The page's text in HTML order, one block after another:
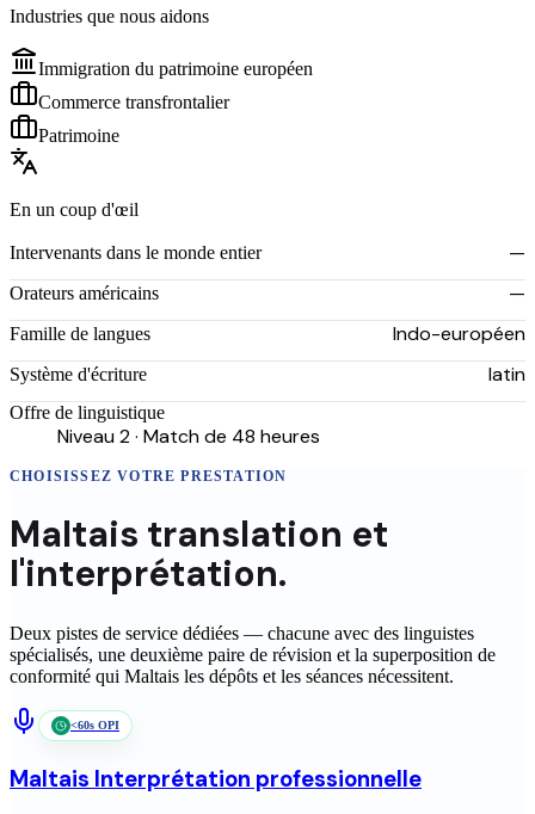
Industries que nous aidons
Immigration du patrimoine européen
Commerce transfrontalier
Patrimoine
En un coup d'œil
Intervenants dans le monde entier —
Orateurs américains —
Famille de langues Indo-européen
Système d'écriture latin
Offre de linguistique
Niveau 2 · Match de 48 heures
CHOISISSEZ VOTRE PRESTATION
Maltais translation et
l'interprétation.
Deux pistes de service dédiées — chacune avec des linguistes
spécialisés, une deuxième paire de révision et la superposition de
conformité qui Maltais les dépôts et les séances nécessitent.
<60s OPI
Maltais Interprétation professionnelle